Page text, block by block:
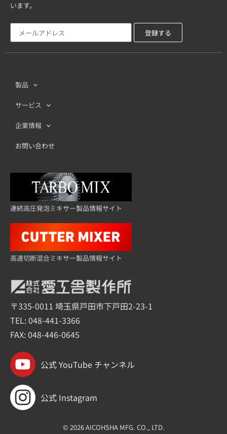
います。
製品
サービス
企業情報
お問い合わせ
連続高圧発泡ミキサー製品情報サイト
高速切断混合ミキサー製品情報サイト
〒335-0011 埼玉県戸田市下戸田2-23-1
TEL:048-441-3366
FAX: 048-446-0645
公式 YouTube チャンネル
公式 Instagram
© 2026 AICOHSHA MFG. CO., LTD.